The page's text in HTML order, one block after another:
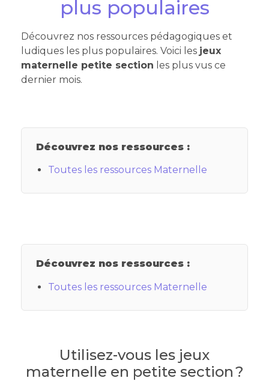
plus populaires
Découvrez nos ressources pédagogiques et
ludiques les plus populaires. Voici les jeux
maternelle petite section les plus vus ce
dernier mois.
Découvrez nos ressources :
Toutes les ressources Maternelle
Découvrez nos ressources :
Toutes les ressources Maternelle
Utilisez-vous les jeux
maternelle en petite section ?